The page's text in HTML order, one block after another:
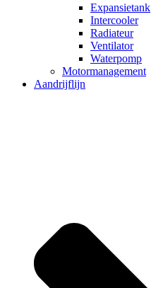
Expansietank
Intercooler
Radiateur
Ventilator
Waterpomp
Motormanagement
Aandrijflijn